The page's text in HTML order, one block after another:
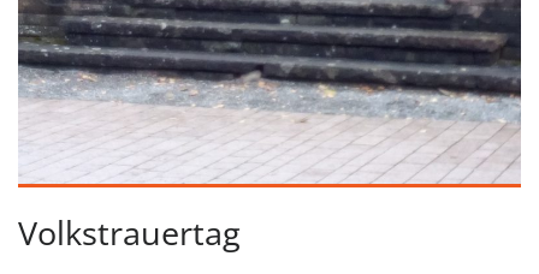
Volkstrauertag